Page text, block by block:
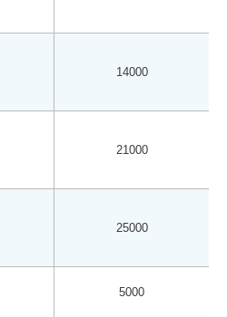
14000
21000
25000
5000